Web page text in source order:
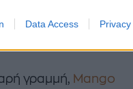
Data Access
γραμμή, Mango